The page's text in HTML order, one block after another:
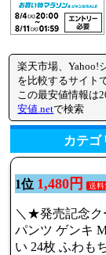
楽天市場、Yahoo!
を比較するサイト
この最安値情報は
安値.netで検索
カテ
1位 1,480円 送料
＼★発売記念ク
パンツ ゲンキ
い 24枚 ふわも